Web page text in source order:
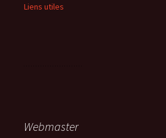
Liens utiles
Webmaster